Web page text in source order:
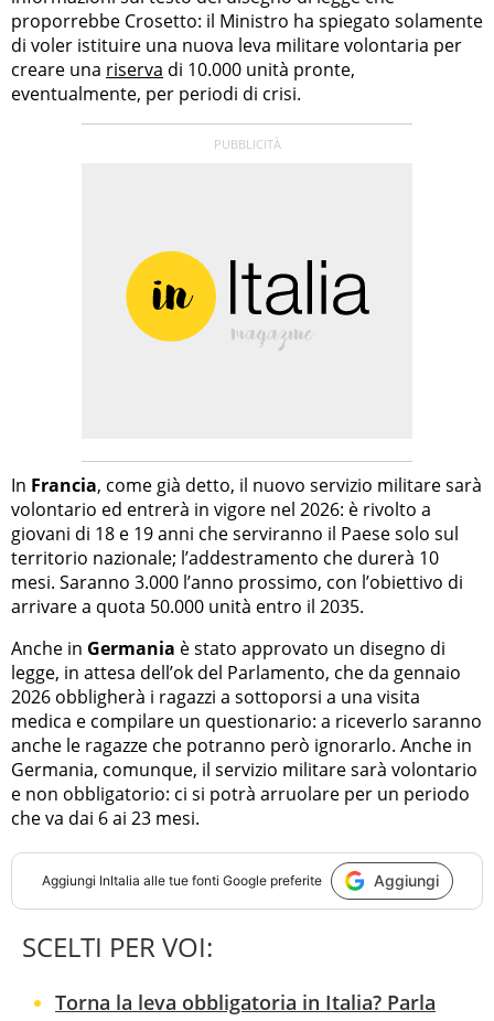
proporrebbe Crosetto: il Ministro ha spiegato solamente
di voler istituire una nuova leva militare volontaria per
creare una riserva di 10.000 unità pronte,
eventualmente, per periodi di crisi.
In Francia, come già detto, il nuovo servizio militare sarà
volontario ed entrerà in vigore nel 2026: è rivolto a
giovani di 18 e 19 anni che serviranno il Paese solo sul
territorio nazionale; l’addestramento che durerà 10
mesi. Saranno 3.000 l’anno prossimo, con l’obiettivo di
arrivare a quota 50.000 unità entro il 2035.
Anche in Germania è stato approvato un disegno di
legge, in attesa dell’ok del Parlamento, che da gennaio
2026 obbligherà i ragazzi a sottoporsi a una visita
medica e compilare un questionario: a riceverlo saranno
anche le ragazze che potranno però ignorarlo. Anche in
Germania, comunque, il servizio militare sarà volontario
e non obbligatorio: ci si potrà arruolare per un periodo
che va dai 6 ai 23 mesi.
Aggiungi InItalia alle tue fonti Google preferite Aggiungi
SCELTI PER VOI:
Torna la leva obbligatoria in Italia? Parla